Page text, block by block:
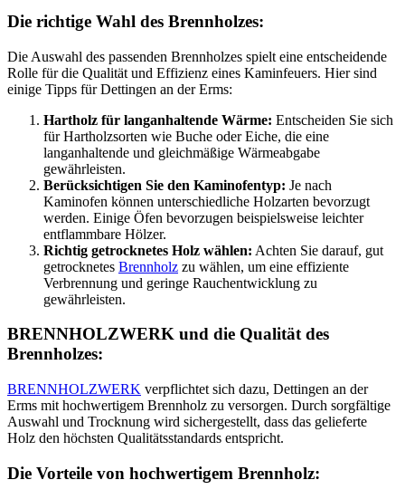
Die richtige Wahl des Brennholzes:
Die Auswahl des passenden Brennholzes spielt eine entscheidende
Rolle für die Qualität und Effizienz eines Kaminfeuers. Hier sind
einige Tipps für Dettingen an der Erms:
Hartholz für langanhaltende Wärme: Entscheiden Sie sich
für Hartholzsorten wie Buche oder Eiche, die eine
langanhaltende und gleichmäßige Wärmeabgabe
gewährleisten.
Berücksichtigen Sie den Kaminofentyp: Je nach
Kaminofen können unterschiedliche Holzarten bevorzugt
werden. Einige Öfen bevorzugen beispielsweise leichter
entflammbare Hölzer.
Richtig getrocknetes Holz wählen: Achten Sie darauf, gut
getrocknetes Brennholz zu wählen, um eine effiziente
Verbrennung und geringe Rauchentwicklung zu
gewährleisten.
BRENNHOLZWERK und die Qualität des
Brennholzes:
BRENNHOLZWERK verpflichtet sich dazu, Dettingen an der
Erms mit hochwertigem Brennholz zu versorgen. Durch sorgfältige
Auswahl und Trocknung wird sichergestellt, dass das gelieferte
Holz den höchsten Qualitätsstandards entspricht.
Die Vorteile von hochwertigem Brennholz: